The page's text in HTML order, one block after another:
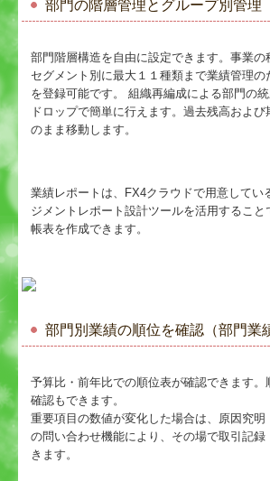
部門の階層管理とグループ別管理
部門階層構造を自由に設定できます。事業の
セグメント別に最大１１種類まで業績管理
を登録可能です。 組織再編成による部門の
ドロップで簡単に行えます。過去残高およ
のまま移動します。
業績レポートは、FX4クラウドで用意してい
ジメントレポート設計ツールを活用するこ
帳表を作成できます。
部門別業績の順位を確認（部門業
予算比・前年比での順位表が確認できます。
確認もできます。
重要項目の数値が変化した場合は、原因究明
の問い合わせ機能により、その場で取引記録
きます。